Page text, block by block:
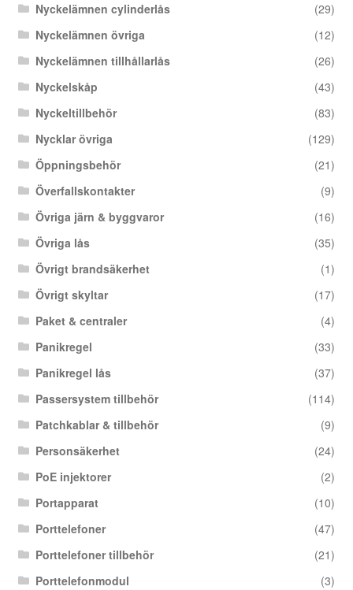
Nyckelämnen cylinderlås
(29)
Nyckelämnen övriga
(12)
Nyckelämnen tillhållarlås
(26)
Nyckelskåp
(43)
Nyckeltillbehör
(83)
Nycklar övriga
(129)
Öppningsbehör
(21)
Överfallskontakter
(9)
Övriga järn & byggvaror
(16)
Övriga lås
(35)
Övrigt brandsäkerhet
(1)
Övrigt skyltar
(17)
Paket & centraler
(4)
Panikregel
(33)
Panikregel lås
(37)
Passersystem tillbehör
(114)
Patchkablar & tillbehör
(9)
Personsäkerhet
(24)
PoE injektorer
(2)
Portapparat
(10)
Porttelefoner
(47)
Porttelefoner tillbehör
(21)
Porttelefonmodul
(3)